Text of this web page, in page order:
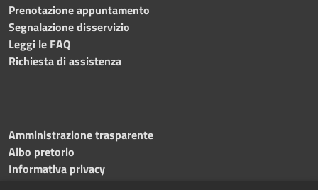
Prenotazione appuntamento
Segnalazione disservizio
Leggi le FAQ
Richiesta di assistenza
Amministrazione trasparente
Albo pretorio
Informativa privacy